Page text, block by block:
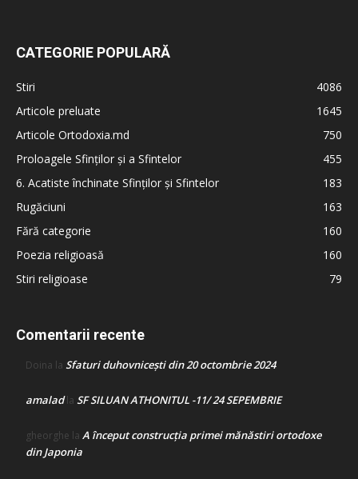
CATEGORIE POPULARĂ
Stiri
4086
Articole preluate
1645
Articole Ortodoxia.md
750
Proloagele Sfinților și a Sfintelor
455
6. Acatiste închinate Sfinților și Sfintelor
183
Rugăciuni
163
Fără categorie
160
Poezia religioasă
160
Stiri religioase
79
Comentarii recente
Doina la Sfaturi duhovnicești din 20 octombrie 2024
amaladla SF SILUAN ATHONITUL -11/ 24 SEPEMBRIE
gheorghe la A început construcţia primei mănăstiri ortodoxe
din Japonia